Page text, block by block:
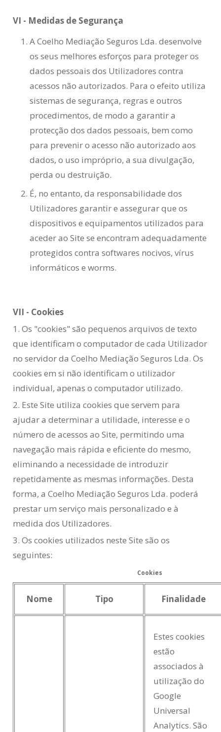
VI - Medidas de Segurança
A Coelho Mediação Seguros Lda. desenvolve
os seus melhores esforços para proteger os
dados pessoais dos Utilizadores contra
acessos não autorizados. Para o efeito utiliza
sistemas de segurança, regras e outros
procedimentos, de modo a garantir a
protecção dos dados pessoais, bem como
para prevenir o acesso não autorizado aos
dados, o uso impróprio, a sua divulgação,
perda ou destruição.
É, no entanto, da responsabilidade dos
Utilizadores garantir e assegurar que os
dispositivos e equipamentos utilizados para
aceder ao Site se encontram adequadamente
protegidos contra softwares nocivos, vírus
informáticos e worms.
VII - Cookies
1. Os "cookies" são pequenos arquivos de texto
que identificam o computador de cada Utilizador
no servidor da Coelho Mediação Seguros Lda. Os
cookies em si não identificam o utilizador
individual, apenas o computador utilizado.
2. Este Site utiliza cookies que servem para
ajudar a determinar a utilidade, interesse e o
número de acessos ao Site, permitindo uma
navegação mais rápida e eficiente do mesmo,
eliminando a necessidade de introduzir
repetidamente as mesmas informações. Desta
forma, a Coelho Mediação Seguros Lda. poderá
prestar um serviço mais personalizado e à
medida dos Utilizadores.
3. Os cookies utilizados neste Site são os
seguintes:
Cookies
Nome Tipo Finalidade
Estes cookies
estão
associados à
utilização do
Google
Universal
Analytics. São